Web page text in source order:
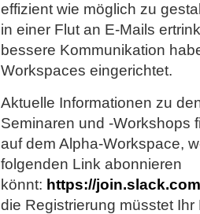
effizient wie möglich zu
in einer Flut an E-Mails
bessere Kommunikation
Workspaces eingerichtet.
Aktuelle Informationen zu
Seminaren und -Workshops
auf dem Alpha-Workspace,
folgenden Link abonnieren
könnt: https://
die Registrierung müsstet Ihr